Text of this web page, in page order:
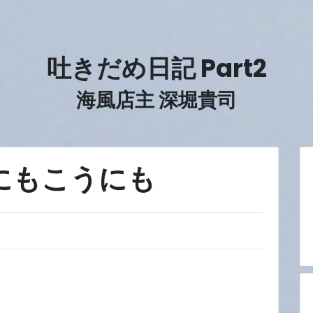
吐きだめ日記 Part2
海風店主 深堀貴司
もこうにも